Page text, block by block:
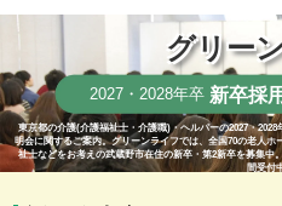
グリー
2027・2028年卒 新卒採
東京都の介護(介護福祉士・介護職)・ヘルパーの2027・
明会に関するご案内。グリーンライフでは、全国70の老人
祉士などをお考えの武蔵野市在住の新卒・第2新卒を募集
間受付